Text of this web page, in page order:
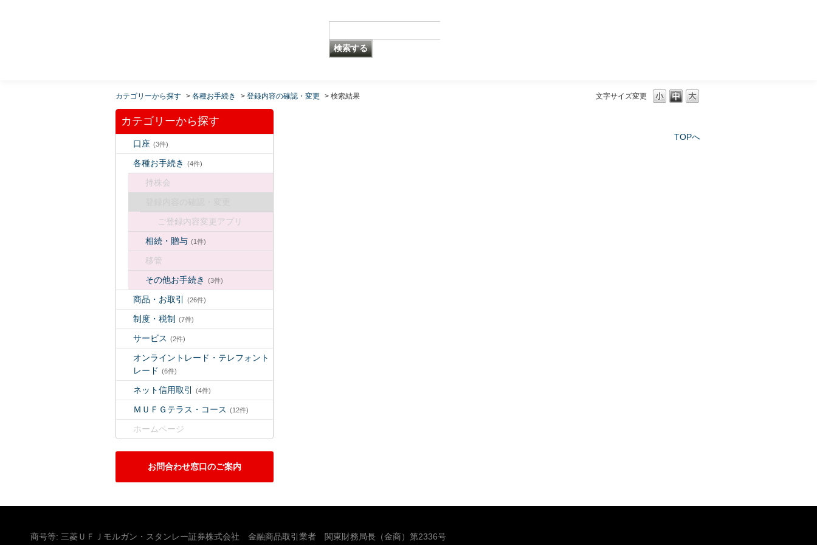
文字サイズ変更
カテゴリーから探す > 各種お手続き > 登録内容の確認・変更 > 検索結果
カテゴリーから探す
口座 (3件)
各種お手続き (4件)
持株会
ご登録内容変更アプリ
相続・贈与 (1件)
移管
その他お手続き
(3件)
商品・お取引 (26件)
制度・税制 (7件)
サービス (2件)
オンライントレード・テレフォント
レード (6件)
ネット信用取引 (4件)
ＭＵＦＧテラス・コース (12件)
ホームページ
お問合わせ窓口のご案内
TOPへ
商号等: 三菱ＵＦＪモルガン・スタンレー証券株式会社 金融商品取引業者 関東財務局長（金商）第2336号